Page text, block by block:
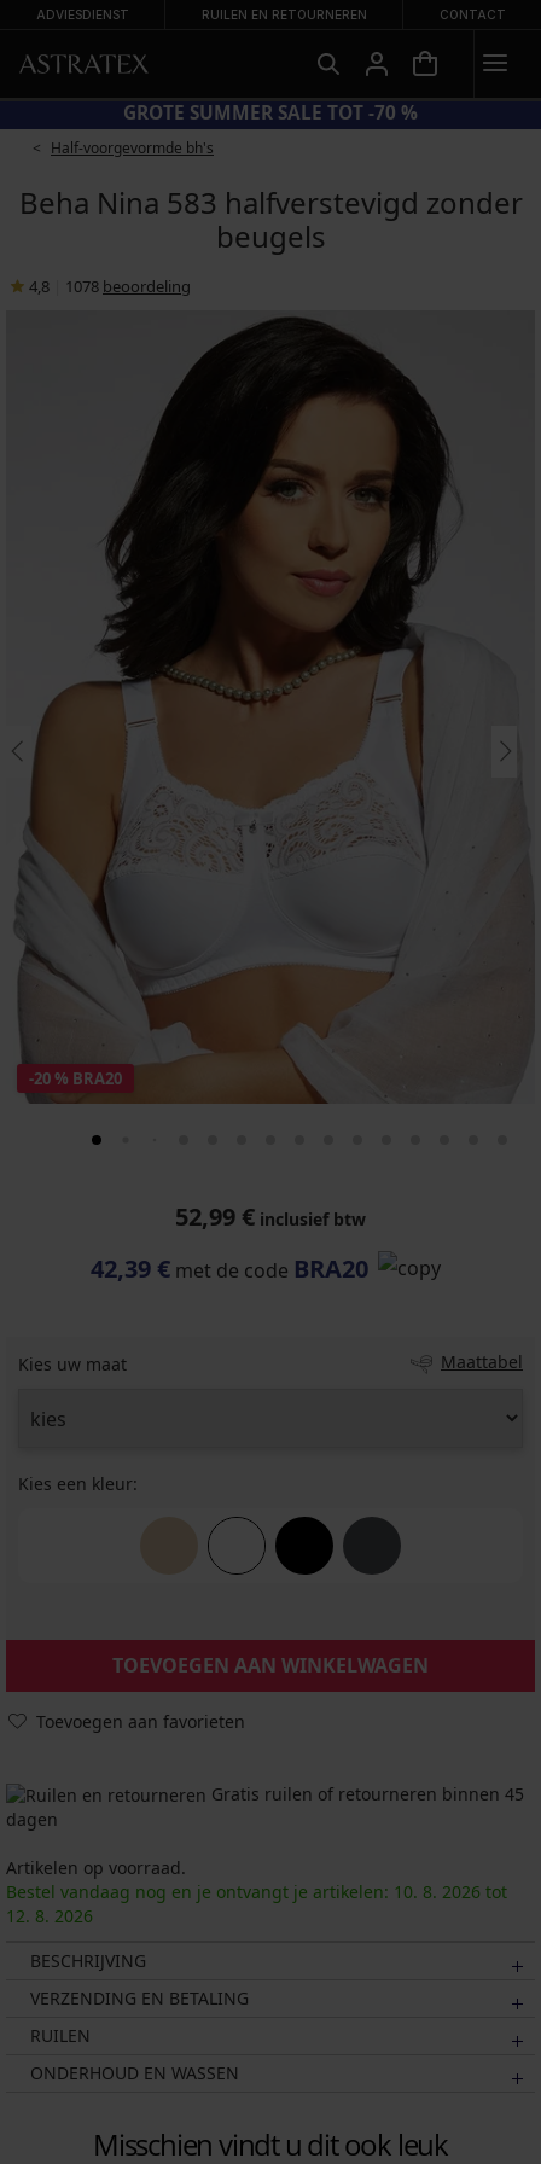
ADVIESDIENST RUILEN EN RETOURNEREN CONTACT
CODE BRA20 = BH'S -20%
Half-voorgevormde bh's
Beha Nina 583 halfverstevigd zonder
beugels
4,8 1078 beoordeling
-20 % BRA20
52,99 € inclusief btw
42,39 € met de code BRA20
Kies uw maat Maattabel
Kies een kleur:
TOEVOEGEN AAN WINKELWAGEN
Toevoegen aan favorieten
Gratis ruilen of retourneren binnen 45
dagen
Artikelen op voorraad.
Bestel vandaag nog en je ontvangt je artikelen: 10. 8. 2026 tot
12. 8. 2026
BESCHRIJVING
VERZENDING EN BETALING
RUILEN
ONDERHOUD EN WASSEN
Misschien vindt u dit ook leuk